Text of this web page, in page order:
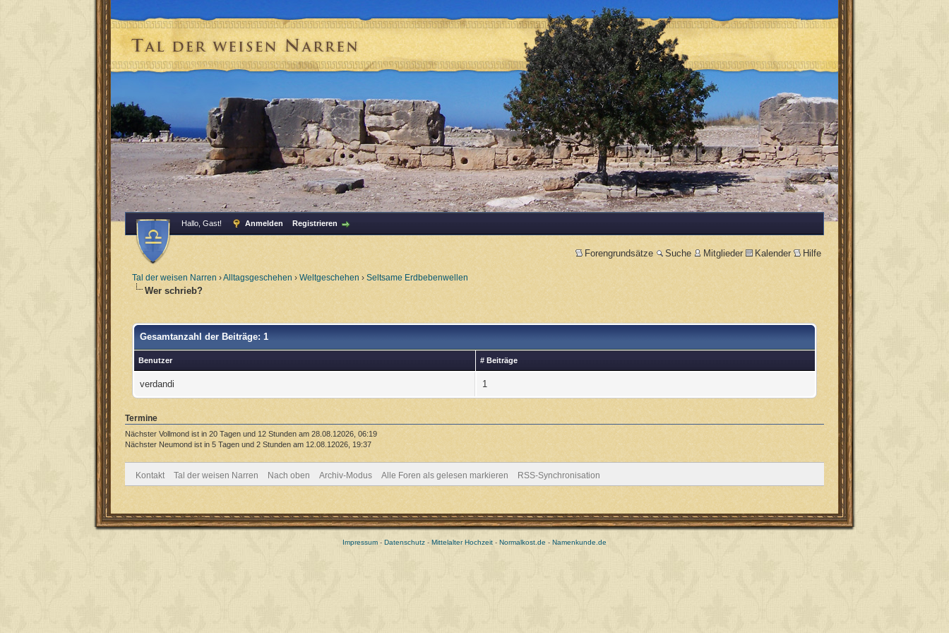
Hallo, Gast! Anmelden Registrieren
Forengrundsätze Suche Mitglieder Kalender Hilfe
Tal der weisen Narren ›Alltagsgeschehen › Weltgeschehen › Seltsame Erdbebenwellen
Wer schrieb?
Gesamtanzahl der Beiträge: 1
Benutzer # Beiträge
verdandi 1
Termine
Nächster Vollmond ist in 20 Tagen und 12 Stunden am 28.08.12026, 06:19
Nächster Neumond ist in 5 Tagen und 2 Stunden am 12.08.12026, 19:37
Kontakt Tal der weisen Narren Nach oben Archiv-Modus Alle Foren als gelesen markieren RSS-Synchronisation
Impressum - Datenschutz - Mittelalter Hochzeit - Normalkost.de - Namenkunde.de